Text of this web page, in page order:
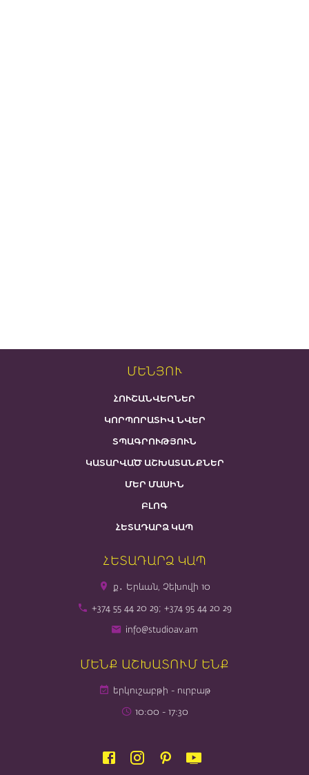
ՄԵՆՅՈՒ
ՀՈՒՇԱՆՎԵՐՆԵՐ
ԿՈՐՊՈՐԱՏԻՎ ՆՎԵՐ
ՏՊԱԳՐՈՒԹՅՈՒՆ
ԿԱՏԱՐՎԱԾ ԱՇԽԱՏԱՆՔՆԵՐ
ՄԵՐ ՄԱՍԻՆ
ԲԼՈԳ
ՀԵՏԱԴԱՐՁ ԿԱՊ
ՀԵՏԱԴԱՐՁ ԿԱՊ
ք․ Երևան, Չեխովի 10
+374 55 44 20 29; +374 95 44 20 29
info@studioav.am
ՄԵՆՔ ԱՇԽԱՏՈՒՄ ԵՆՔ
երկուշաբթի - ուրբաթ
10։00 - 17։30